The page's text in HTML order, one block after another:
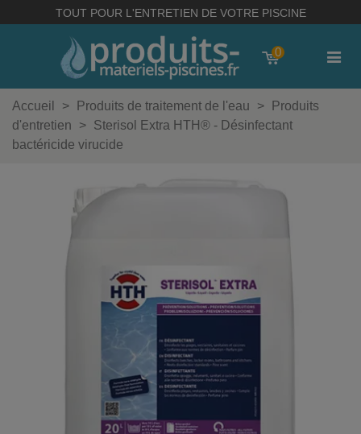
TOUT POUR L'ENTRETIEN DE VOTRE PISCINE
0
Accueil > Produits de traitement de l'eau >
Produits
d'entretien
> Sterisol Extra HTH® - Désinfectant
bactéricide virucide